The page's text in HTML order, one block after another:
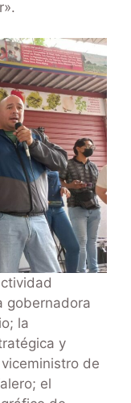
gobernadora
la
y
de
el